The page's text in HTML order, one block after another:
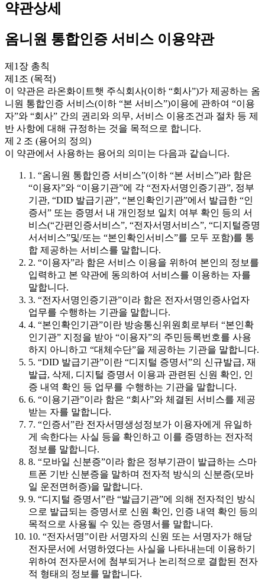
약관상세
옴니원 통합인증 서비스 이용약관
제1장 총칙
제1조 (목적)
이 약관은 라온화이트햇 주식회사(이하 “회사”)가 제공하는 옴
니원 통합인증 서비스(이하 “본 서비스”)이용에 관하여 “이용
자”와 “회사” 간의 권리와 의무, 서비스 이용조건과 절차 등 제
반 사항에 대해 규정하는 것을 목적으로 합니다.
제 2 조 (용어의 정의)
이 약관에서 사용하는 용어의 의미는 다음과 같습니다.
1. “옴니원 통합인증 서비스”(이하 “본 서비스”)라 함은
“이용자”와 “이용기관”에 각 “전자서명인증기관”, 정부
기관, “DID 발급기관”, “본인확인기관”에서 발급한 “인
증서” 또는 증명서 내 개인정보 일치 여부 확인 등의 서
비스(“간편인증서비스”, “전자서명서비스”, “디지털증명
서서비스”및/또는 “본인확인서비스”를 모두 포함)를 통
합 제공하는 서비스를 말합니다.
2. “이용자”라 함은 서비스 이용을 위하여 본인의 정보를
입력하고 본 약관에 동의하여 서비스를 이용하는 자를
말합니다.
3. “전자서명인증기관”이라 함은 전자서명인증사업자
업무를 수행하는 기관을 말합니다.
4. “본인확인기관”이란 방송통신위원회로부터 “본인확
인기관” 지정을 받아 “이용자”의 주민등록번호를 사용
하지 아니하고 “대체수단”을 제공하는 기관을 말합니다.
5. “DID 발급기관”이란 “디지털 증명서”의 신규발급, 재
발급, 삭제, 디지털 증명서 이용과 관련된 신원 확인, 인
증 내역 확인 등 업무를 수행하는 기관을 말합니다.
6. “이용기관”이라 함은 “회사”와 체결된 서비스를 제공
받는 자를 말합니다.
7. “인증서”란 전자서명생성정보가 이용자에게 유일하
게 속한다는 사실 등을 확인하고 이를 증명하는 전자적
정보를 말합니다.
8. “모바일 신분증”이라 함은 정부기관이 발급하는 스마
트폰 기반 신분증을 말하며 전자적 방식의 신분증(모바
일 운전면허증)을 말합니다.
9. “디지털 증명서”란 “발급기관”에 의해 전자적인 방식
으로 발급되는 증명서로 신원 확인, 인증 내역 확인 등의
목적으로 사용될 수 있는 증명서를 말합니다.
10. “전자서명”이란 서명자의 신원 또는 서명자가 해당
전자문서에 서명하였다는 사실을 나타내는데 이용하기
위하여 전자문서에 첨부되거나 논리적으로 결합된 전자
적 형태의 정보를 말합니다.